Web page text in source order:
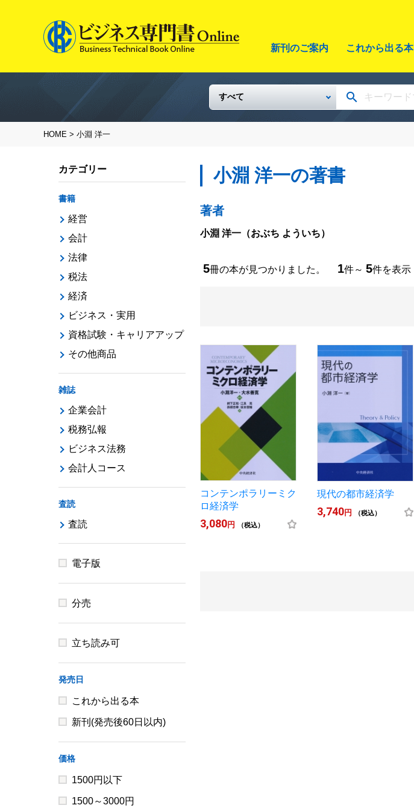
新刊のご案内 これから出る本
HOME > 小淵 洋一
小淵 洋一の著書
著者
小淵 洋一 （おぶち よういち）
5冊の本が見つかりました。 1件～ 5件を表示
コンテンポラリーミク
ロ経済学
3,080円 （税込）
現代の都市経済学
3,740円 （税込）
カテゴリー
書籍
経営
会計
法律
税法
経済
ビジネス・実用
資格試験・キャリアアップ
その他商品
雑誌
企業会計
税務弘報
ビジネス法務
会計人コース
査読
査読
電子版
分売
立ち読み可
発売日
これから出る本
新刊(発売後60日以内)
価格
1500円以下
1500～3000円